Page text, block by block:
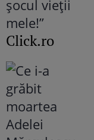
Click.ro